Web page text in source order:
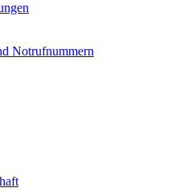
Notrufnummern